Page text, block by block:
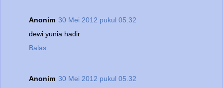
Anonim 30 Mei 2012 pukul 05.32
dewi yunia hadir
Balas
Anonim 30 Mei 2012 pukul 05.32